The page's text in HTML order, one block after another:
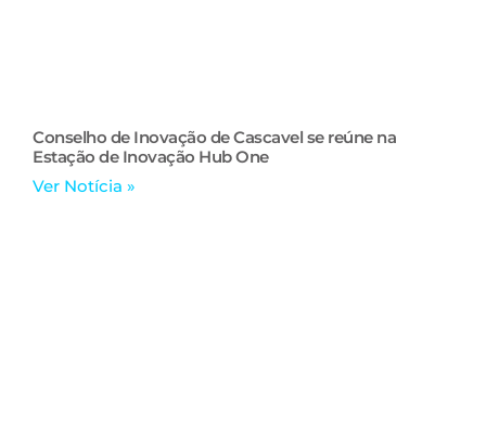
Conselho de Inovação de Cascavel se reúne na
Estação de Inovação Hub One
Ver Notícia »